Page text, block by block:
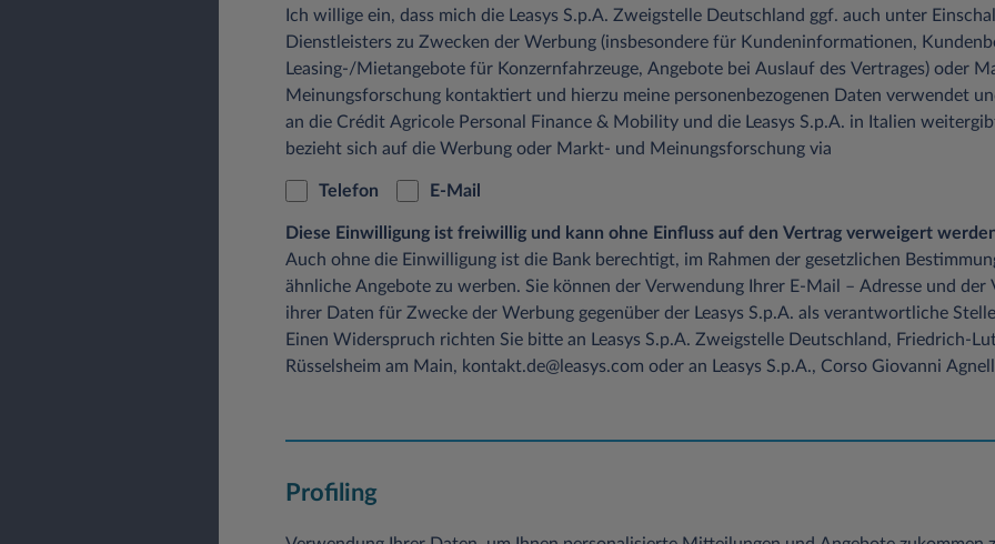
Ich willige ein, dass mich die Leasys S.p.A. Zweigstelle Deutschland ggf. auch unter
Dienstleisters zu Zwecken der Werbung (insbesondere für Kundeninformationen,
Leasing-/Mietangebote für Konzernfahrzeuge, Angebote bei Auslauf des Vertrages) oder
Meinungsforschung kontaktiert und hierzu meine personenbezogenen Daten verwendet
an die Crédit Agricole Personal Finance & Mobility und die Leasys S.p.A. in Italien
bezieht sich auf die Werbung oder Markt- und Meinungsforschung via
Telefon E-Mail
Diese Einwilligung ist freiwillig und kann ohne Einfluss auf den Vertrag verweigert
Auch ohne die Einwilligung ist die Bank berechtigt, im Rahmen der gesetzlichen
ähnliche Angebote zu werben. Sie können der Verwendung Ihrer E-Mail – Adresse und
ihrer Daten für Zwecke der Werbung gegenüber der Leasys S.p.A. als verantwortliche
Einen Widerspruch richten Sie bitte an Leasys S.p.A. Zweigstelle Deutschland, Friedrich-
Rüsselsheim am Main, kontakt.de@leasys.com oder an Leasys S.p.A., Corso Giovanni
Profiling